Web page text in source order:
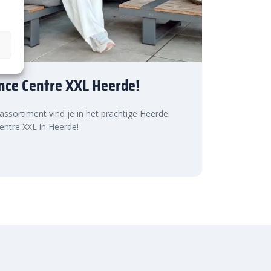
Centre XXL Heerde!
vind je in het prachtige Heerde.
XXL in Heerde!